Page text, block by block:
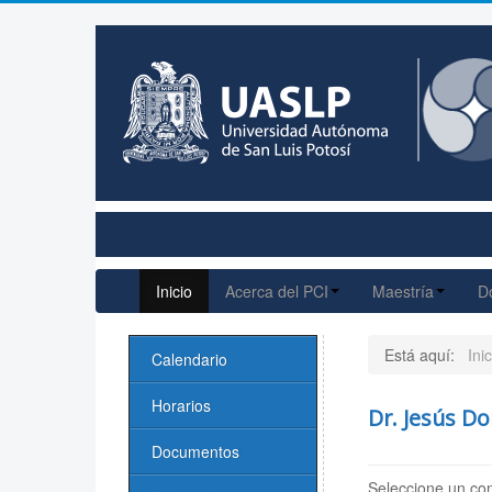
Inicio Acerca del PCI Maestría
Calendario
Horarios
Documentos
Está aquí:
Dr. Jesús